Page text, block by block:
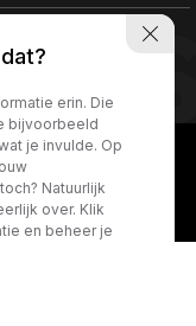
voorwaarden
erin. Die
bijvoorbeeld
je invulde. Op
Natuurlijk
over. Klik
en beheer je